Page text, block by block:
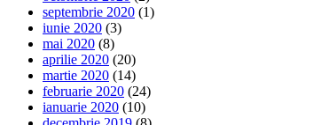
septembrie 2020 (1)
iunie 2020 (3)
mai 2020 (8)
aprilie 2020 (20)
martie 2020 (14)
februarie 2020 (24)
ianuarie 2020 (10)